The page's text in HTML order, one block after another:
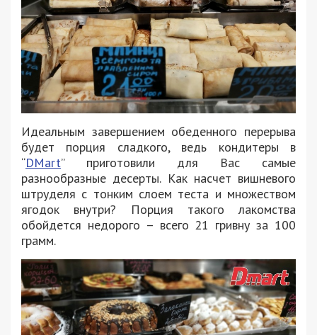
Идеальным завершением обеденного перерыва
будет порция сладкого, ведь кондитеры в
“DMart” приготовили для Вас самые
разнообразные десерты. Как насчет вишневого
штруделя с тонким слоем теста и множеством
ягодок внутри? Порция такого лакомства
обойдется недорого – всего 21 гривну за 100
грамм.